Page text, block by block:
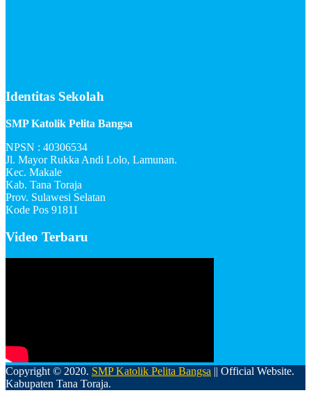
Identitas Sekolah
SMP Katolik Pelita Bangsa
NPSN : 40306534
Jl. Mayor Rukka Andi Lolo, Lamunan.
Kec. Makale
Kab. Tana Toraja
Prov. Sulawesi Selatan
Kode Pos 91811
Video Terbaru
Copyright © 2020. SMP Katolik Pelita Bangsa || Official Website.
Kabupaten Tana Toraja.